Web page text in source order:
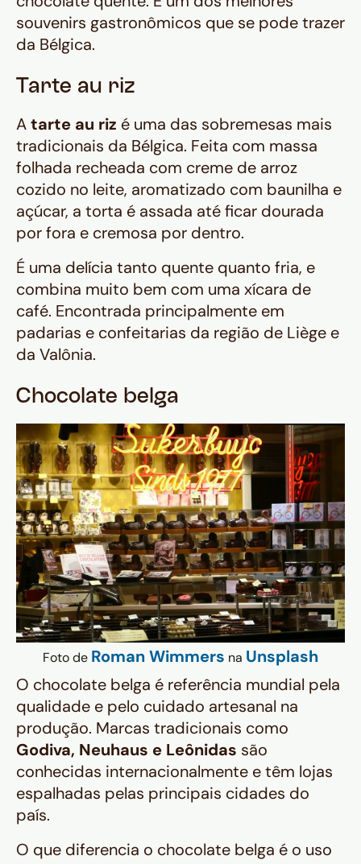
souvenirs gastronômicos que se pode trazer
da Bélgica.
Tarte au riz
Atarte au riz é uma das sobremesas mais
tradicionais da Bélgica. Feita com massa
folhada recheada com creme de arroz
cozido no leite, aromatizado com baunilha e
açúcar, a torta é assada até ficar dourada
por fora e cremosa por dentro.
É uma delícia tanto quente quanto fria, e
combina muito bem com uma xícara de
café. Encontrada principalmente em
padarias e confeitarias da região de Liège e
da Valônia.
Chocolate belga
Foto de Roman Wimmers na Unsplash
O chocolate belga é referência mundial pela
qualidade e pelo cuidado artesanal na
produção. Marcas tradicionais como
Godiva, Neuhaus e Leônidas são
conhecidas internacionalmente e têm lojas
espalhadas pelas principais cidades do
país.
O que diferencia o chocolate belga é o uso